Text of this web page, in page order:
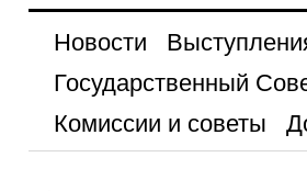
Новости
Государственный
Комиссии и советы